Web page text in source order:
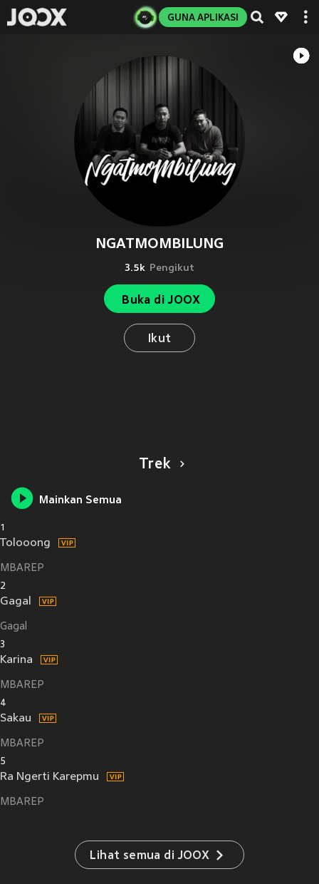
GUNA APLIKASI
NGATMOMBILUNG
3.5k Pengikut
Buka di JOOX
Ikut
Trek
Mainkan Semua
1
Tolooong
MBAREP
2
Gagal
Gagal
3
Karina
MBAREP
4
Sakau
MBAREP
5
Ra Ngerti Karepmu
MBAREP
Lihat semua di JOOX